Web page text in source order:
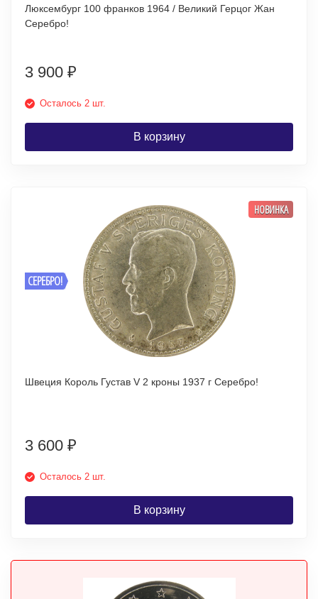
Люксембург 100 франков 1964 / Великий Герцог Жан
Серебро!
3 900 ₽
Осталось 2 шт.
В корзину
СЕРЕБРО!
НОВИНКА
Швеция Король Густав V 2 кроны 1937 г Серебро!
3 600 ₽
Осталось 2 шт.
В корзину